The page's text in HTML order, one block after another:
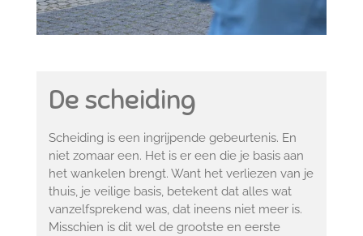
De scheiding
Scheiding is een ingrijpende gebeurtenis. En
niet zomaar een. Het is er een die je basis aan
het wankelen brengt. Want het verliezen van je
thuis, je veilige basis, betekent dat alles wat
vanzelfsprekend was, dat ineens niet meer is.
Misschien is dit wel de grootste en eerste